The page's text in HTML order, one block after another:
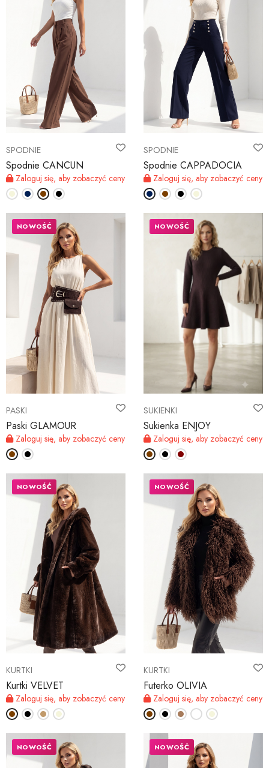
SPODNIE
Spodnie CANCUN
Zaloguj się, aby zobaczyć ceny
SPODNIE
Spodnie CAPPADOCIA
Zaloguj się, aby zobaczyć ceny
PASKI
Paski GLAMOUR
Zaloguj się, aby zobaczyć ceny
NOWOŚĆ
SUKIENKI
Sukienka ENJOY
Zaloguj się, aby zobaczyć ceny
NOWOŚĆ
KURTKI
Kurtki VELVET
Zaloguj się, aby zobaczyć ceny
NOWOŚĆ
KURTKI
Futerko OLIVIA
Zaloguj się, aby zobaczyć ceny
NOWOŚĆ
NOWOŚĆ NOWOŚĆ